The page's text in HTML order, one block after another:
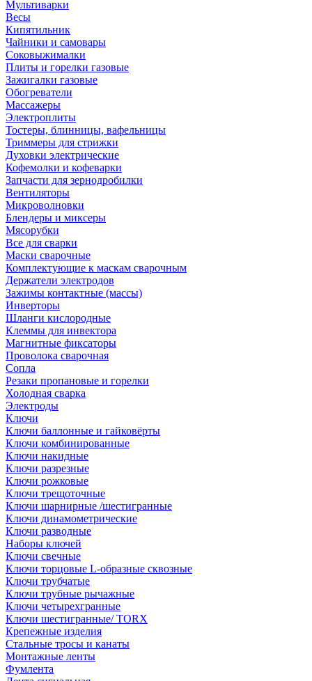
Мультиварки
Весы
Кипятильник
Чайники и самовары
Соковыжималки
Плиты и горелки газовые
Зажигалки газовые
Обогреватели
Массажеры
Электроплиты
Тостеры, блинницы, вафельницы
Триммеры для стрижки
Духовки электрические
Кофемолки и кофеварки
Запчасти для зернодробилки
Вентиляторы
Микроволновки
Блендеры и миксеры
Мясорубки
Все для сварки
Маски сварочные
Комплектующие к маскам сварочным
Держатели электродов
Зажимы контактные (массы)
Инверторы
Шланги кислородные
Клеммы для инвектора
Магнитные фиксаторы
Проволока сварочная
Сопла
Резаки пропановые и горелки
Холодная сварка
Электроды
Ключи
Ключи баллонные и гайковёрты
Ключи комбинированные
Ключи накидные
Ключи разрезные
Ключи рожковые
Ключи трещоточные
Ключи шарнирные /шестигранные
Ключи динамометрические
Ключи разводные
Наборы ключей
Ключи свечные
Ключи торцовые L-образные сквозные
Ключи трубчатые
Ключи трубные рычажные
Ключи четырехгранные
Ключи шестигранные/ TORX
Крепежные изделия
Стальные тросы и канаты
Монтажные ленты
Фумлента